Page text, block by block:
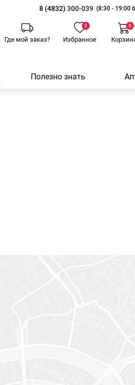
8 (4832) 300-039 (8:30 - 19:00
Где мой заказ?
0
Избранное
0
Полезно знать